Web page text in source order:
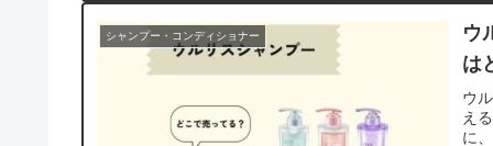
シャンプー・コンディショナー
ウ
は
ウ
え
に